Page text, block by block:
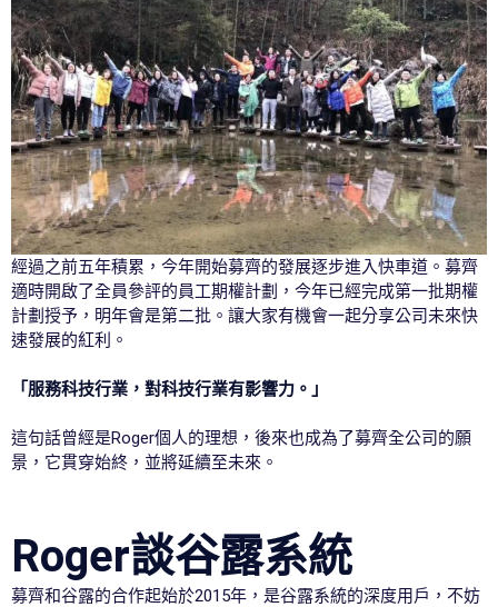
經過之前五年積累，今年開始募齊的發展逐步進入快車道。募齊
適時開啟了全員參評的員工期權計劃，今年已經完成第一批期權
計劃授予，明年會是第二批。讓大家有機會一起分享公司未來快
速發展的紅利。
「服務科技行業，對科技行業有影響力。」
這句話曾經是Roger個人的理想，後來也成為了募齊全公司的願
景，它貫穿始終，並將延續至未來。
Roger談谷露系統
募齊和谷露的合作起始於2015年，是谷露系統的深度用戶，不妨